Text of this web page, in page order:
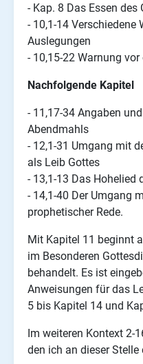
- Kap. 8 Das Essen
- 10,1-14 Verschiedene
Auslegungen
- 10,15-22 Warnung
Nachfolgende Kapitel
- 11,17-34 Angaben
Abendmahls
- 12,1-31 Umgang mit
als Leib Gottes
- 13,1-13 Das Hohelied
- 14,1-40 Der Umgang
prophetischer Rede.
Mit Kapitel 11 beginnt
im Besonderen
behandelt. Es ist
Anweisungen für das
5 bis Kapitel 14 und
Im weiteren Kontext 2-
den ich an dieser